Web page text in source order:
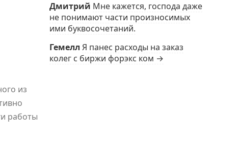
из
работы
Дмитрий Мне кажется, господа даже
не понимают части произносимых
ими буквосочетаний.
Гемелл Я панес расходы на заказ
колег с биржи форэкс ком →